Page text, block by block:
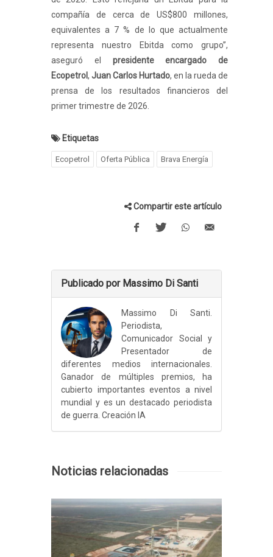
compañía de cerca de US$800 millones,
equivalentes a 7 % de lo que actualmente
representa nuestro Ebitda como grupo”,
aseguró el
presidente encargado de
Ecopetrol, Juan Carlos Hurtado, en la rueda de
prensa de los resultados financieros del
primer trimestre de 2026.
Etiquetas
Ecopetrol Oferta Pública Brava Energía
Compartir este artículo
Publicado por Massimo Di Santi
Massimo Di Santi.
Periodista,
Comunicador Social y
Presentador de
diferentes medios internacionales.
Ganador de múltiples premios, ha
cubierto importantes eventos a nivel
mundial y es un destacado periodista
de guerra. Creación IA
Noticias relacionadas